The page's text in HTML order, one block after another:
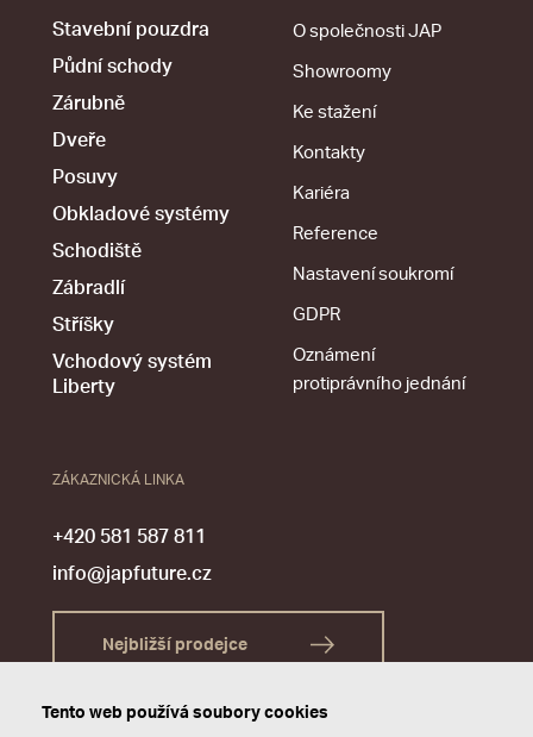
Stavební pouzdra
Půdní schody
Zárubně
Dveře
Posuvy
Obkladové systémy
Schodiště
Zábradlí
Stříšky
Vchodový systém
Liberty
O společnosti JAP
Showroomy
Ke stažení
Kontakty
Kariéra
Reference
Nastavení soukromí
GDPR
Oznámení
protiprávního jednání
ZÁKAZNICKÁ LINKA
+420 581 587 811
info@japfuture.cz
Nejbližší prodejce
Tento web používá soubory cookies